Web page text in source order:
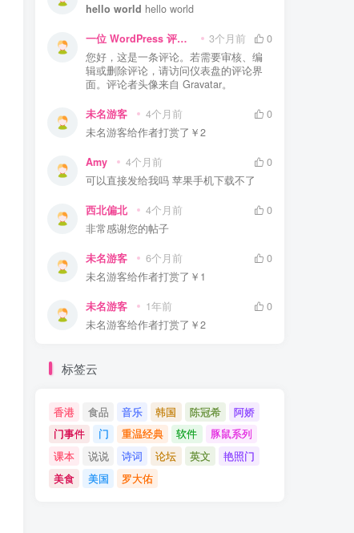
hello world hello world
一位 WordPress 评论者 3个月前
0
您好，这是一条评论。若需要审核、编
辑或删除评论，请访问仪表盘的评论界
面。评论者头像来自 Gravatar。
未名游客 4个月前
0
未名游客给作者打赏了 ￥2
Amy 4个月前
0
可以直接发给我吗 苹果手机下载不了
西北偏北 4个月前
0
非常感谢您的帖子
未名游客 6个月前
0
未名游客给作者打赏了 ￥1
未名游客 1年前
0
未名游客给作者打赏了 ￥2
标签云
香港 食品 音乐 韩国 陈冠希
阿娇
门事件
门 重温经典 软件
豚鼠系列
课本
说说 诗词 论坛 英文
艳照门
美食
美国 罗大佑